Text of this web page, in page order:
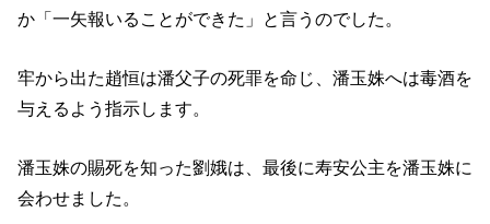
か「一矢報いることができた」と言うのでした。
牢から出た趙恒は潘父子の死罪を命じ、潘玉姝へは毒酒を
与えるよう指示します。
潘玉姝の賜死を知った劉娥は、最後に寿安公主を潘玉姝に
会わせました。